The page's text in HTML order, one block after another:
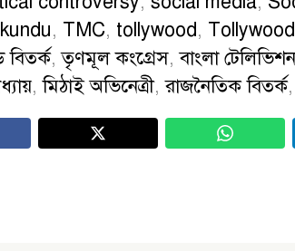
, TMC, tollywood,
বিতর্ক,তৃণমূল কংগ্রেস,বাংলা টেলিভিশন
,মিঠাই অভিনেত্রী,রাজনৈতিক বিতর্ক,